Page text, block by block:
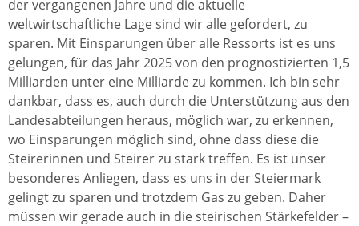
der vergangenen Jahre und die aktuelle
weltwirtschaftliche Lage sind wir alle gefordert, zu
sparen. Mit Einsparungen über alle Ressorts ist es uns
gelungen, für das Jahr 2025 von den prognostizierten 1,5
Milliarden unter eine Milliarde zu kommen. Ich bin sehr
dankbar, dass es, auch durch die Unterstützung aus den
Landesabteilungen heraus, möglich war, zu erkennen,
wo Einsparungen möglich sind, ohne dass diese die
Steirerinnen und Steirer zu stark treffen. Es ist unser
besonderes Anliegen, dass es uns in der Steiermark
gelingt zu sparen und trotzdem Gas zu geben. Daher
müssen wir gerade auch in die steirischen Stärkefelder –